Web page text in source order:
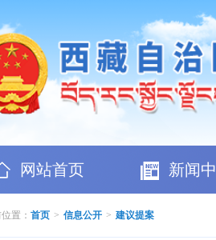
网站首页 新闻
置： 首页 > 信息公开 > 建议提案